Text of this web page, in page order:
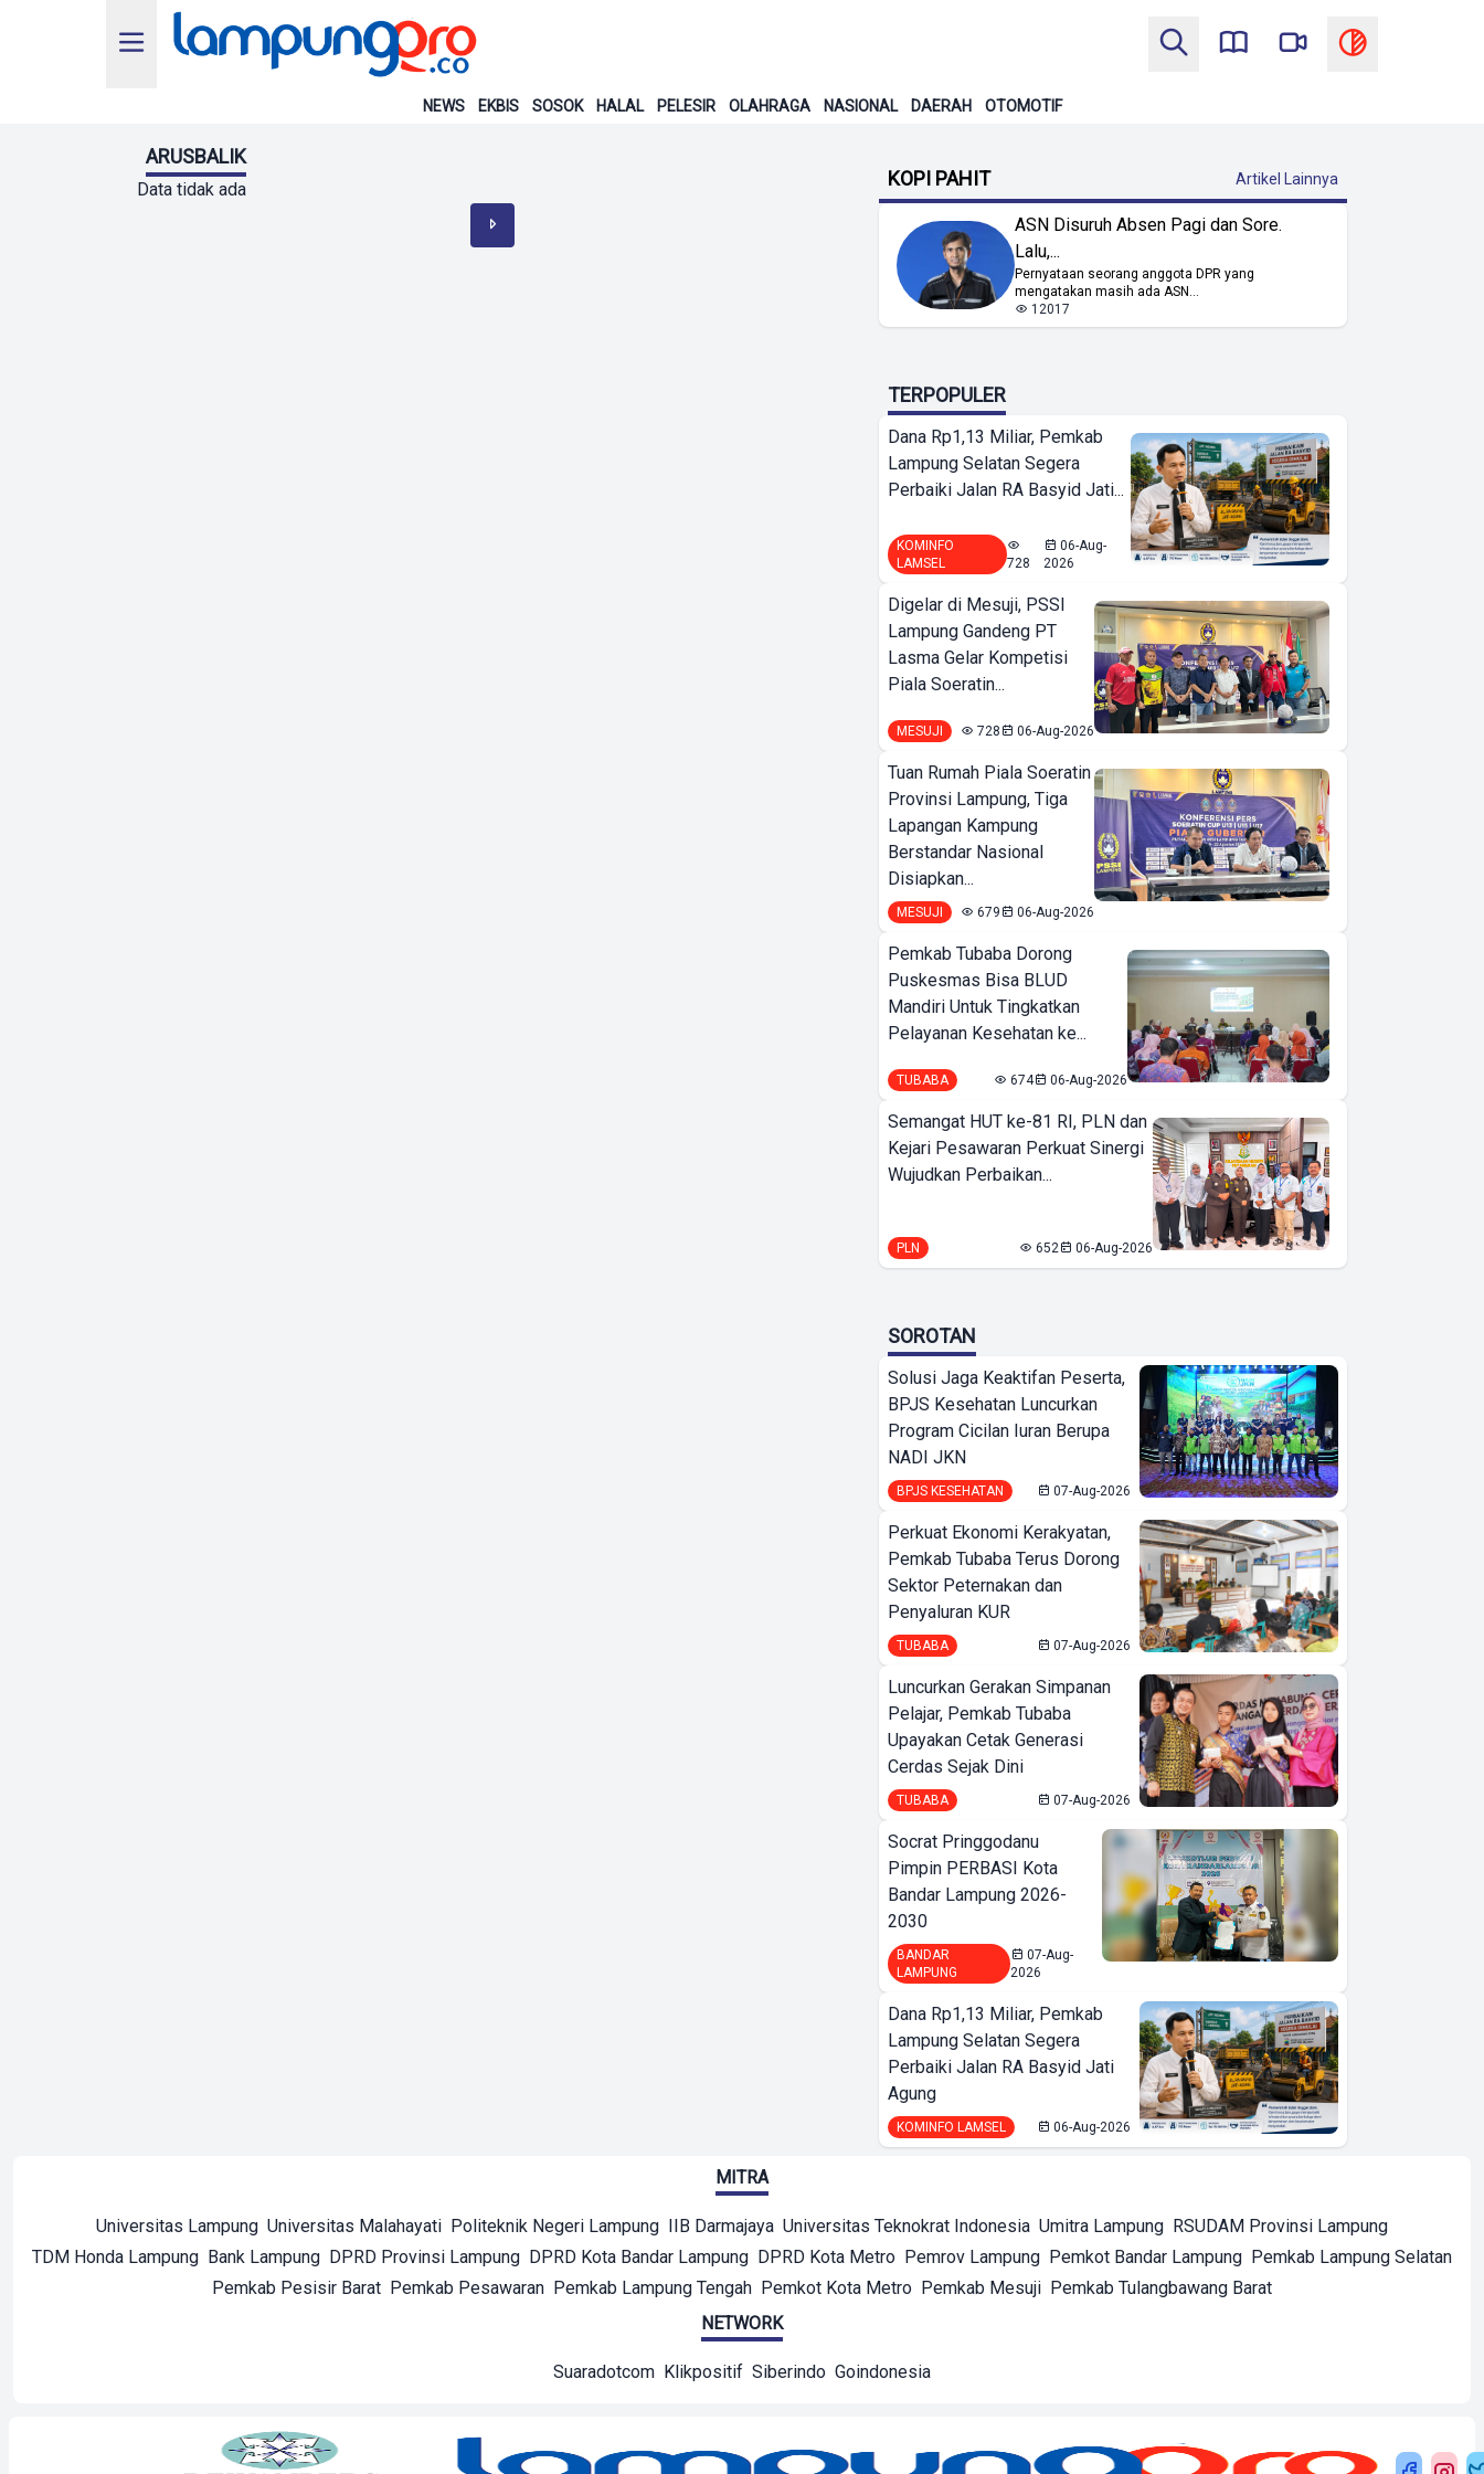
NEWS EKBIS SOSOK HALAL PELESIR OLAHRAGA NASIONAL DAERAH OTOMOTIF
ARUSBALIK
Data tidak ada KOPI PAHIT Artikel Lainnya
ASN Disuruh Absen Pagi dan Sore.
Lalu,...
Pernyataan seorang anggota DPR yang
mengatakan masih ada ASN...
12017
TERPOPULER
Dana Rp1,13 Miliar, Pemkab
Lampung Selatan Segera
Perbaiki Jalan RA Basyid Jati...
KOMINFO
LAMSEL
728
06-Aug-
2026
Digelar di Mesuji, PSSI
Lampung Gandeng PT
Lasma Gelar Kompetisi
Piala Soeratin...
MESUJI 728 06-Aug-2026
Tuan Rumah Piala Soeratin
Provinsi Lampung, Tiga
Lapangan Kampung
Berstandar Nasional
Disiapkan...
MESUJI 679 06-Aug-2026
Pemkab Tubaba Dorong
Puskesmas Bisa BLUD
Mandiri Untuk Tingkatkan
Pelayanan Kesehatan ke...
TUBABA 674 06-Aug-2026
Semangat HUT ke-81 RI, PLN dan
Kejari Pesawaran Perkuat Sinergi
Wujudkan Perbaikan...
PLN 652 06-Aug-2026
SOROTAN
Solusi Jaga Keaktifan Peserta,
BPJS Kesehatan Luncurkan
Program Cicilan Iuran Berupa
NADI JKN
BPJS KESEHATAN 07-Aug-2026
Perkuat Ekonomi Kerakyatan,
Pemkab Tubaba Terus Dorong
Sektor Peternakan dan
Penyaluran KUR
TUBABA 07-Aug-2026
Luncurkan Gerakan Simpanan
Pelajar, Pemkab Tubaba
Upayakan Cetak Generasi
Cerdas Sejak Dini
TUBABA 07-Aug-2026
Socrat Pringgodanu
Pimpin PERBASI Kota
Bandar Lampung 2026-
2030
BANDAR
LAMPUNG
07-Aug-
2026
Dana Rp1,13 Miliar, Pemkab
Lampung Selatan Segera
Perbaiki Jalan RA Basyid Jati
Agung
KOMINFO LAMSEL 06-Aug-2026
MITRA
Universitas Lampung Universitas Malahayati Politeknik Negeri Lampung IIB Darmajaya Universitas Teknokrat Indonesia Umitra Lampung RSUDAM Provinsi Lampung
TDM Honda Lampung Bank Lampung DPRD Provinsi Lampung DPRD Kota Bandar Lampung DPRD Kota Metro Pemrov Lampung Pemkot Bandar Lampung Pemkab Lampung Selatan
Pemkab Pesisir Barat Pemkab Pesawaran Pemkab Lampung Tengah Pemkot Kota Metro Pemkab Mesuji Pemkab Tulangbawang Barat
NETWORK
Suaradotcom Klikpositif Siberindo Goindonesia